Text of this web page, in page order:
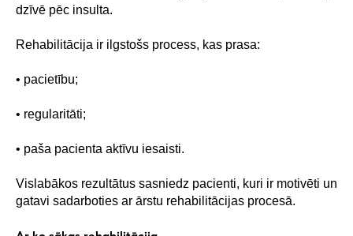
dzīvē pēc insulta.
Rehabilitācija ir ilgstošs process, kas prasa:
• pacietību;
• regularitāti;
• paša pacienta aktīvu iesaisti.
Vislabākos rezultātus sasniedz pacienti, kuri ir motivēti un
gatavi sadarboties ar ārstu rehabilitācijas procesā.